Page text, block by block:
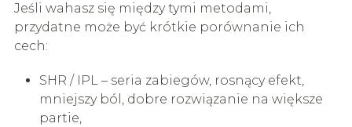
Jeśli wahasz się między tymi metodami,
przydatne może być krótkie porównanie ich
cech:
SHR / IPL – seria zabiegów, rosnący efekt,
mniejszy ból, dobre rozwiązanie na większe
partie,